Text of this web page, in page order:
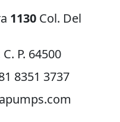
1130 Col. Del
P. 64500
8351 3737